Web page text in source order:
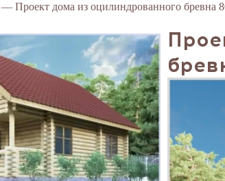
— Проект дома из оцилиндрованного бревна